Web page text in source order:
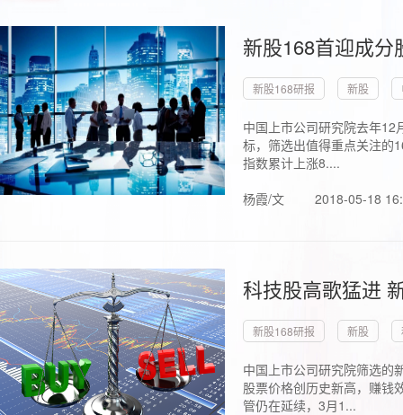
新股168首迎成
新股168研报 新股
中国上市公司研究院去年
标，筛选出值得重点关注的
指数累计上涨8....
杨霞/文
2018-05-18
科技股高歌猛进
新股168研报 新股
中国上市公司研究院筛选的
股票价格创历史新高，赚钱
管仍在延续，3月1...